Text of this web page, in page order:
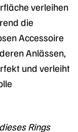
verleihen
die
Accessoire
Anlässen,
und verleiht
Rings